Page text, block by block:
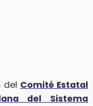
del Comité Estatal
del Sistema